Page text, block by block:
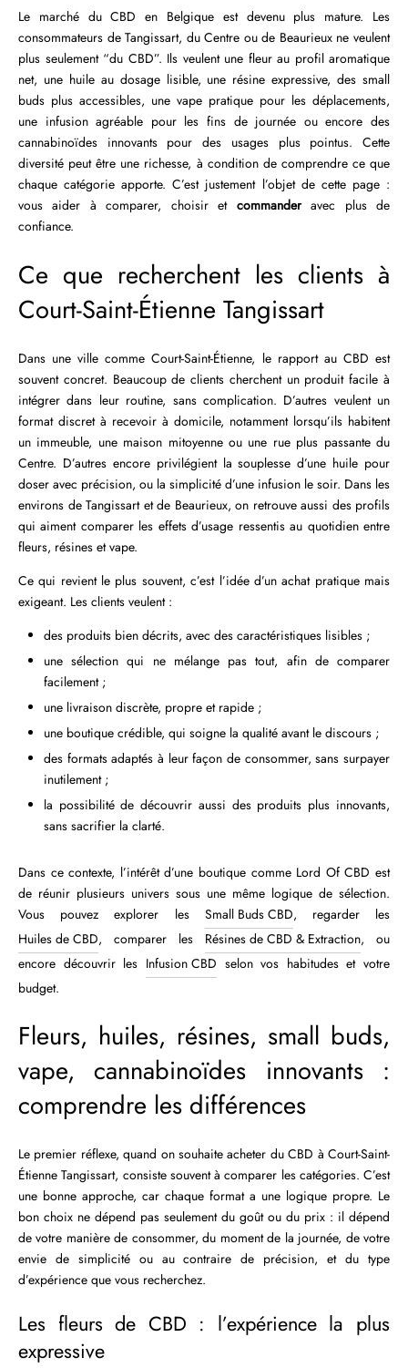
Le marché du CBD en Belgique est devenu plus mature. Les
consommateurs de Tangissart, du Centre ou de Beaurieux ne veulent
plus seulement “du CBD”. Ils veulent une fleur au profil aromatique
net, une huile au dosage lisible, une résine expressive, des small
buds plus accessibles, une vape pratique pour les déplacements,
une infusion agréable pour les fins de journée ou encore des
cannabinoïdes innovants pour des usages plus pointus. Cette
diversité peut être une richesse, à condition de comprendre ce que
chaque catégorie apporte. C’est justement l’objet de cette page :
vous aider à comparer, choisir et commanderavec plus de
confiance.
Ce que recherchent les clients à
Court-Saint-Étienne Tangissart
Dans une ville comme Court-Saint-Étienne, le rapport au CBD est
souvent concret. Beaucoup de clients cherchent un produit facile à
intégrer dans leur routine, sans complication. D’autres veulent un
format discret à recevoir à domicile, notamment lorsqu’ils habitent
un immeuble, une maison mitoyenne ou une rue plus passante du
Centre. D’autres encore privilégient la souplesse d’une huile pour
doser avec précision, ou la simplicité d’une infusion le soir. Dans les
environs de Tangissart et de Beaurieux, on retrouve aussi des profils
qui aiment comparer les effets d’usage ressentis au quotidien entre
fleurs, résines et vape.
Ce qui revient le plus souvent, c’est l’idée d’un achat pratique mais
exigeant. Les clients veulent :
des produits bien décrits, avec des caractéristiques lisibles ;
une sélection qui ne mélange pas tout, afin de comparer
facilement ;
une livraison discrète, propre et rapide ;
une boutique crédible, qui soigne la qualité avant le discours ;
des formats adaptés à leur façon de consommer, sans surpayer
inutilement ;
la possibilité de découvrir aussi des produits plus innovants,
sans sacrifier la clarté.
Dans ce contexte, l’intérêt d’une boutique comme Lord Of CBD est
de réunir plusieurs univers sous une même logique de sélection.
Vous pouvez explorer les Small Buds CBD, regarder les
Huiles de CBD, comparer les Résines de CBD & Extraction, ou
encore découvrir les Infusion CBD selon vos habitudes et votre
budget.
Fleurs, huiles, résines, small buds,
vape, cannabinoïdes innovants :
comprendre les différences
Le premier réflexe, quand on souhaite acheter du CBD à Court-Saint-
Étienne Tangissart, consiste souvent à comparer les catégories. C’est
une bonne approche, car chaque format a une logique propre. Le
bon choix ne dépend pas seulement du goût ou du prix : il dépend
de votre manière de consommer, du moment de la journée, de votre
envie de simplicité ou au contraire de précision, et du type
d’expérience que vous recherchez.
Les fleurs de CBD : l’expérience la plus
expressive